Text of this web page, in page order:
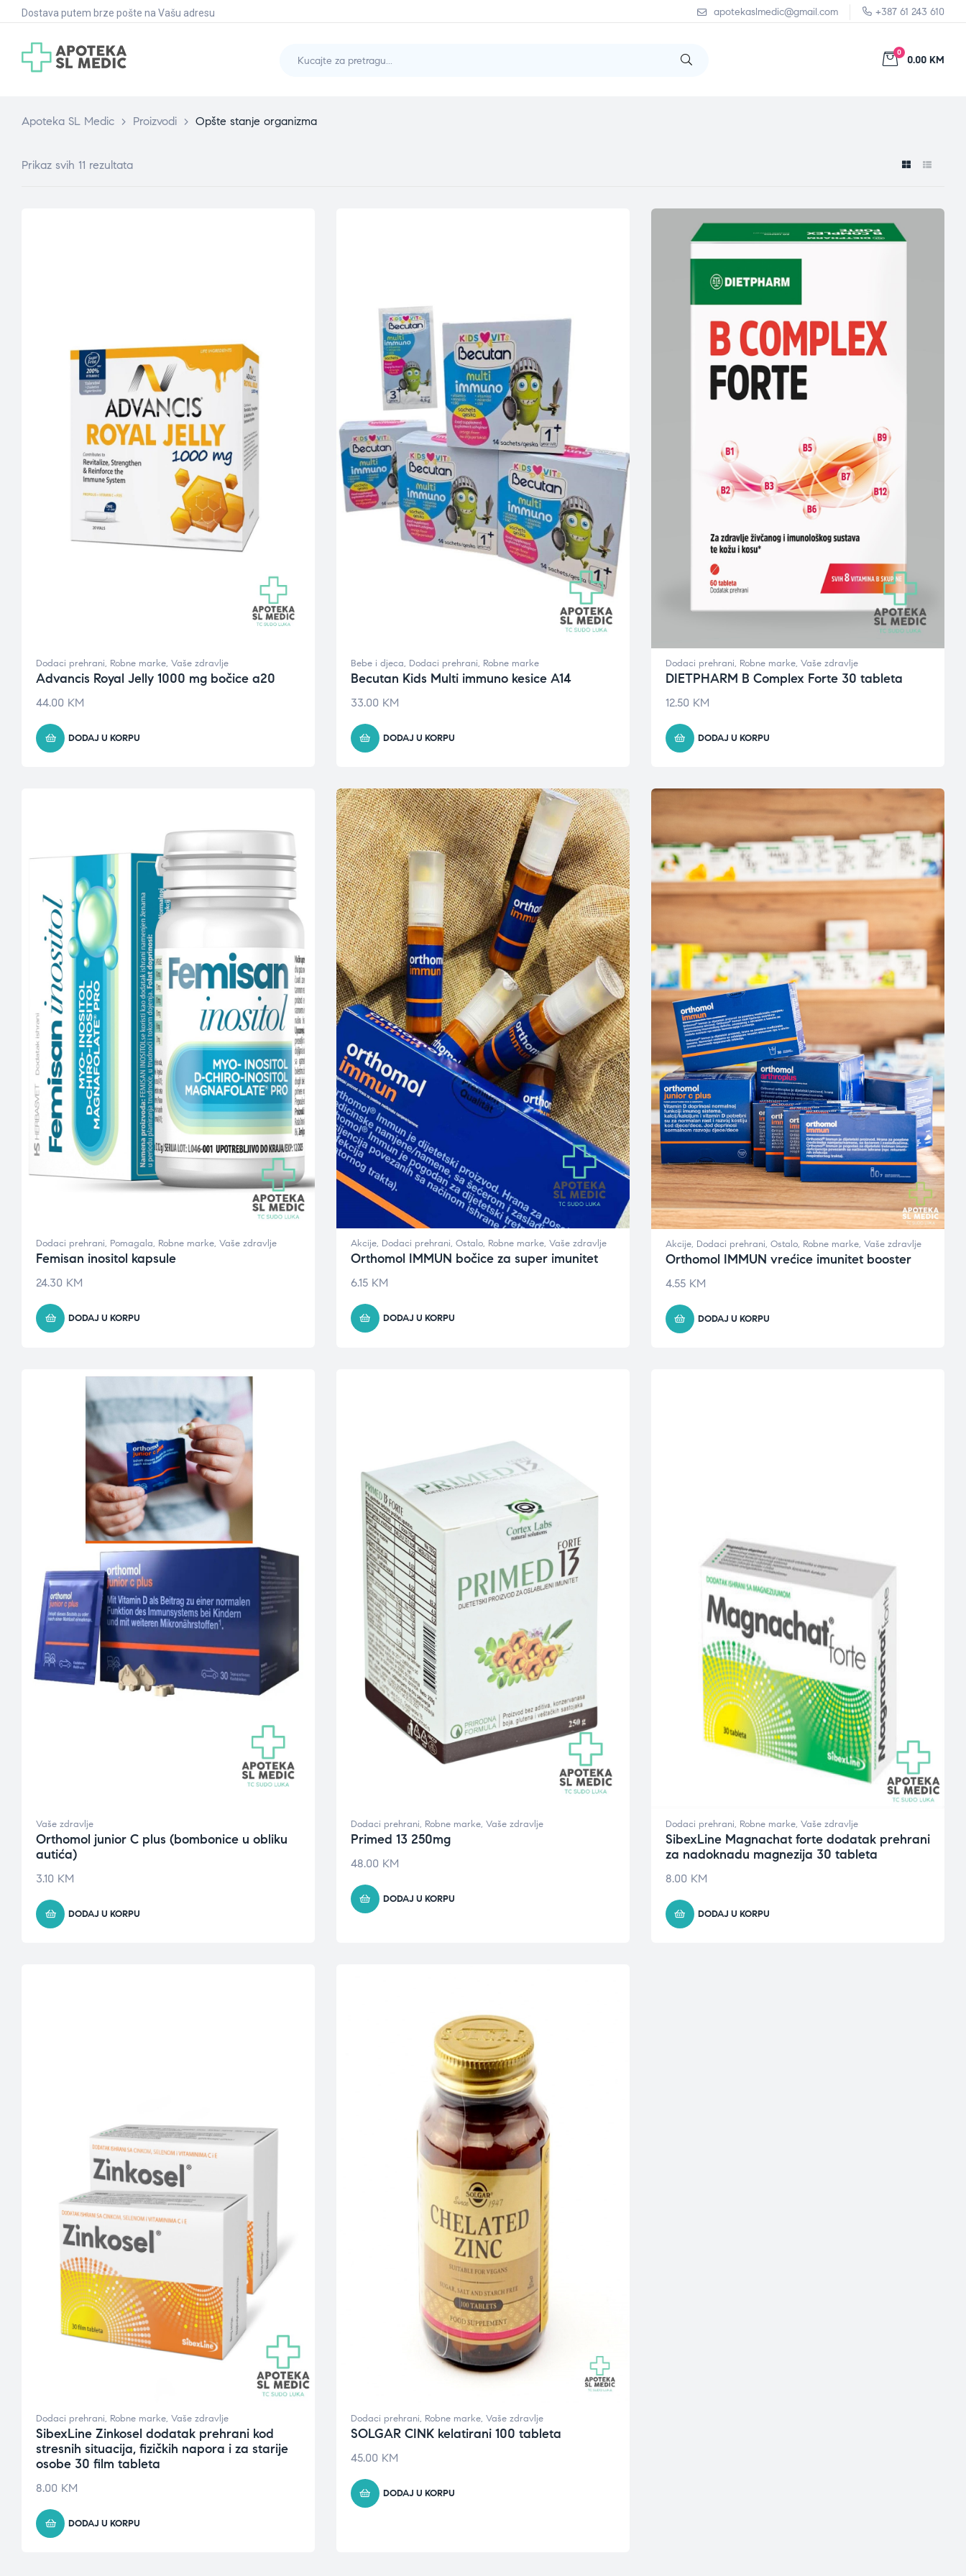
Dostava putem brze pošte na Vašu adresu apotekaslmedic@gmail.com +387 61 243 610
0
0.00 KM
Apoteka SL Medic > Proizvodi > Opšte stanje organizma
Prikaz svih 11 rezultata
Dodaci prehrani, Robne marke, Vaše zdravlje
Advancis Royal Jelly 1000 mg bočice a20
44.00 KM
DODAJ U KORPU
Bebe i djeca, Dodaci prehrani, Robne marke
Becutan Kids Multi immuno kesice A14
33.00 KM
DODAJ U KORPU
Dodaci prehrani, Robne marke, Vaše zdravlje
DIETPHARM B Complex Forte 30 tableta
12.50 KM
DODAJ U KORPU
Dodaci prehrani, Pomagala, Robne marke, Vaše zdravlje
Femisan inositol kapsule
24.30 KM
DODAJ U KORPU
Akcije, Dodaci prehrani, Ostalo, Robne marke, Vaše zdravlje
Orthomol IMMUN bočice za super imunitet
6.15 KM
DODAJ U KORPU
Akcije, Dodaci prehrani, Ostalo, Robne marke, Vaše zdravlje
Orthomol IMMUN vrećice imunitet booster
4.55 KM
DODAJ U KORPU
Vaše zdravlje
Orthomol junior C plus (bombonice u obliku
autića)
3.10 KM
DODAJ U KORPU
Dodaci prehrani, Robne marke, Vaše zdravlje
Primed 13 250mg
48.00 KM
DODAJ U KORPU
Dodaci prehrani, Robne marke, Vaše zdravlje
SibexLine Magnachat forte dodatak prehrani
za nadoknadu magnezija 30 tableta
8.00 KM
DODAJ U KORPU
Dodaci prehrani, Robne marke, Vaše zdravlje
SibexLine Zinkosel dodatak prehrani kod
stresnih situacija, fizičkih napora i za starije
osobe 30 film tableta
8.00 KM
DODAJ U KORPU
Dodaci prehrani, Robne marke, Vaše zdravlje
SOLGAR CINK kelatirani 100 tableta
45.00 KM
DODAJ U KORPU